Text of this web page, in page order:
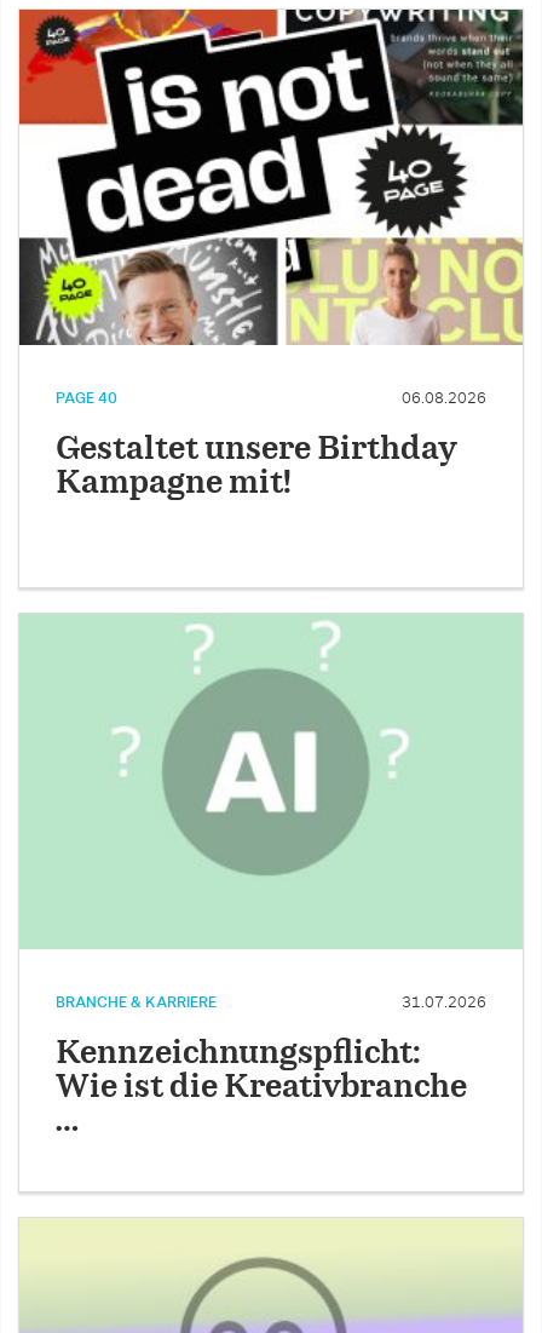
PAGE 40 06.08.2026
Gestaltet unsere Birthday
Kampagne mit!
BRANCHE & KARRIERE 31.07.2026
Kennzeichnungspflicht:
Wie ist die Kreativbranche
…